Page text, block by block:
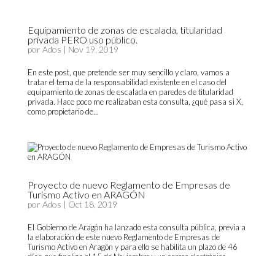
Equipamiento de zonas de escalada, titularidad
privada PERO uso público.
por Ados | Nov 19, 2019
En este post, que pretende ser muy sencillo y claro, vamos a
tratar el tema de la responsabilidad existente en el caso del
equipamiento de zonas de escalada en paredes de titularidad
privada. Hace poco me realizaban esta consulta, ¿qué pasa si X,
como propietario de...
Proyecto de nuevo Reglamento de Empresas de
Turismo Activo en ARAGÓN
por Ados | Oct 18, 2019
El Gobierno de Aragón ha lanzado esta consulta pública, previa a
la elaboración de este nuevo Reglamento de Empresas de
Turismo Activo en Aragón y para ello se habilita un plazo de 46